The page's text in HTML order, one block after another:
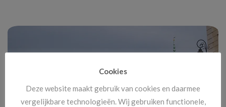
Cookies
Deze website maakt gebruik van cookies en daarmee
vergelijkbare technologieën. Wij gebruiken functionele,